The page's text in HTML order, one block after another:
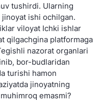
tushirdi. Ularning
jinoyat ishi ochilgan.
viloyat Ichki ishlar
qilgachgina platformaga
nazorat organlari
bor-budlaridan
turishi hamon
jinoyatning
emasmi?